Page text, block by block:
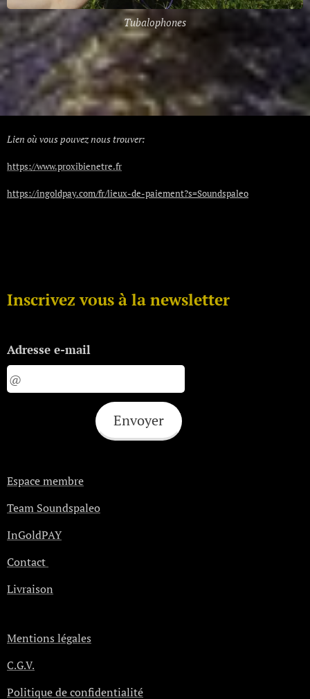
Tubalophones
Lien où vous pouvez nous trouver:
https://www.proxibienetre.fr
https://ingoldpay.com/fr/lieux-de-paiement?s=Soundspaleo
Inscrivez vous à la newsletter
Adresse e-mail
Envoyer
Espace membre
Team Soundspaleo
InGoldPAY
Contact
Livraison
Mentions légales
C.G.V.
Politique de confidentialité